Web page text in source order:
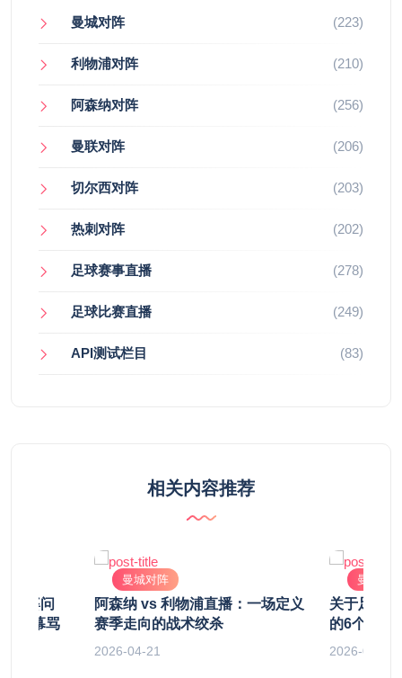
曼城对阵 (223)
利物浦对阵 (210)
阿森纳对阵 (256)
曼联对阵 (206)
切尔西对阵 (203)
热刺对阵 (202)
足球赛事直播 (278)
足球比赛直播 (249)
API测试栏目 (83)
相关内容推荐
老婆问
屏幕骂
曼城对阵
阿森纳 vs 利物浦直播：一场定义
赛季走向的战术绞杀
2026-04-21
曼城对
关于足球
的6个残酷
2026-04-26